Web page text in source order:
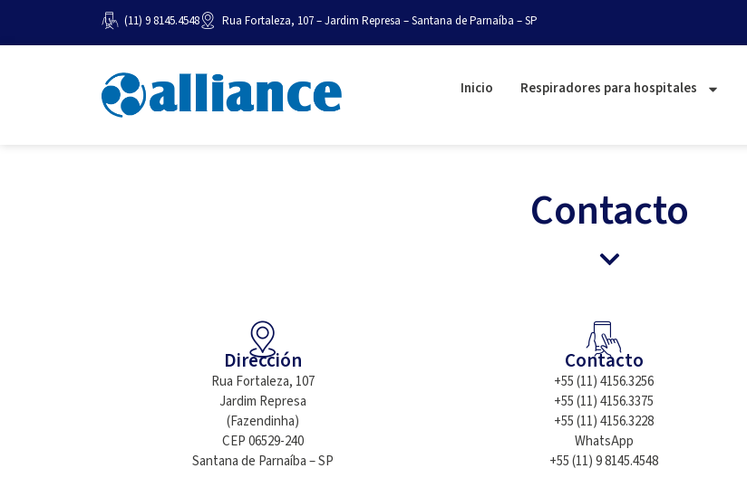
(11) 9 8145.4548 Rua Fortaleza, 107 – Jardim Represa – Santana de Parnaíba – SP
Inicio Respiradores para hospitales
Contacto
Dirección
Rua Fortaleza, 107
Jardim Represa
(Fazendinha)
CEP 06529-240
Santana de Parnaíba – SP
Contacto
+55 (11) 4156.3256
+55 (11) 4156.3375
+55 (11) 4156.3228
WhatsApp
+55 (11) 9 8145.4548